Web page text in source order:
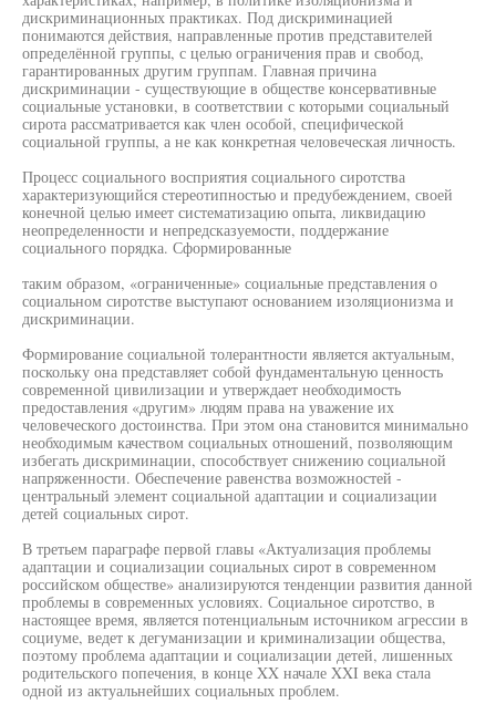
дискриминационных практиках. Под дискриминацией
понимаются действия, направленные против представителей
определённой группы, с целью ограничения прав и свобод,
гарантированных другим группам. Главная причина
дискриминации - существующие в обществе консервативные
социальные установки, в соответствии с которыми социальный
сирота рассматривается как член особой, специфической
социальной группы, а не как конкретная человеческая личность.
Процесс социального восприятия социального сиротства
характеризующийся стереотипностью и предубеждением, своей
конечной целью имеет систематизацию опыта, ликвидацию
неопределенности и непредсказуемости, поддержание
социального порядка. Сформированные
таким образом, «ограниченные» социальные представления о
социальном сиротстве выступают основанием изоляционизма и
дискриминации.
Формирование социальной толерантности является актуальным,
поскольку она представляет собой фундаментальную ценность
современной цивилизации и утверждает необходимость
предоставления «другим» людям права на уважение их
человеческого достоинства. При этом она становится минимально
необходимым качеством социальных отношений, позволяющим
избегать дискриминации, способствует снижению социальной
напряженности. Обеспечение равенства возможностей -
центральный элемент социальной адаптации и социализации
детей социальных сирот.
В третьем параграфе первой главы «Актуализация проблемы
адаптации и социализации социальных сирот в современном
российском обществе» анализируются тенденции развития данной
проблемы в современных условиях. Социальное сиротство, в
настоящее время, является потенциальным источником агрессии в
социуме, ведет к дегуманизации и криминализации общества,
поэтому проблема адаптации и социализации детей, лишенных
родительского попечения, в конце XX начале XXI века стала
одной из актуальнейших социальных проблем.